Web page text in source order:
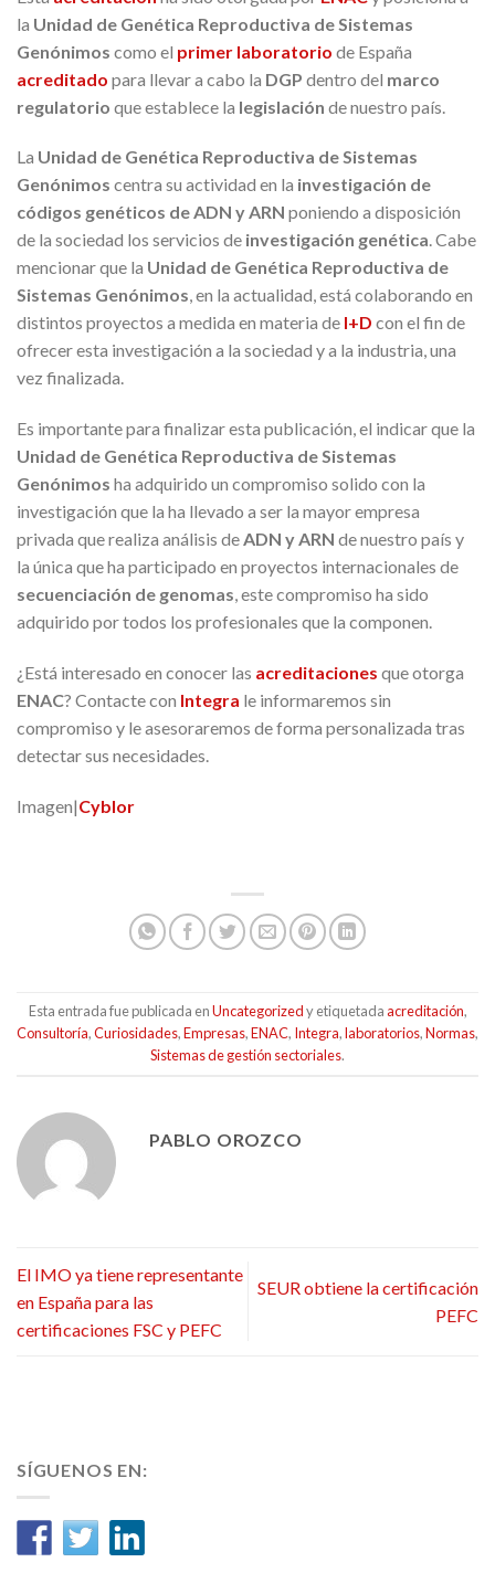
la Unidad de Genética Reproductiva de Sistemas
Genónimos como el primer laboratorio de España
acreditado para llevar a cabo la DGP dentro del marco
regulatorio que establece la legislación de nuestro país.
La Unidad de Genética Reproductiva deSistemas
Genónimos centra su actividad en la investigación de
códigos genéticos de ADN y ARN poniendo a disposición
de la sociedad los servicios de investigación genética. Cabe
mencionar que la Unidad de Genética Reproductiva de
Sistemas Genónimos, en la actualidad, está colaborando en
distintos proyectos a medida en materia de I+D con el fin de
ofrecer esta investigación a la sociedad y a la industria, una
vez finalizada.
Es importante para finalizar esta publicación, el indicar que la
Unidad de Genética Reproductiva de Sistemas
Genónimos ha adquirido un compromiso solido con la
investigación que la ha llevado a ser la mayor empresa
privada que realiza análisis deADN y ARN de nuestro país y
la única que ha participado en proyectos internacionales de
secuenciación de genomas, este compromiso ha sido
adquirido por todos los profesionales que la componen.
¿Está interesado en conocer las acreditaciones que otorga
ENAC? Contacte con Integra le informaremos sin
compromiso y le asesoraremos de forma personalizada tras
detectar sus necesidades.
Imagen|Cyblor
Esta entrada fue publicada enUncategorizedy etiquetadaacreditación,
Consultoría,Curiosidades,Empresas,ENAC, Integra,laboratorios,Normas,
Sistemas de gestión sectoriales.
PABLO OROZCO
El IMO ya tiene representante
en España para las
certificaciones FSC y PEFC
SEUR obtiene la certificación
PEFC
SÍGUENOS EN: